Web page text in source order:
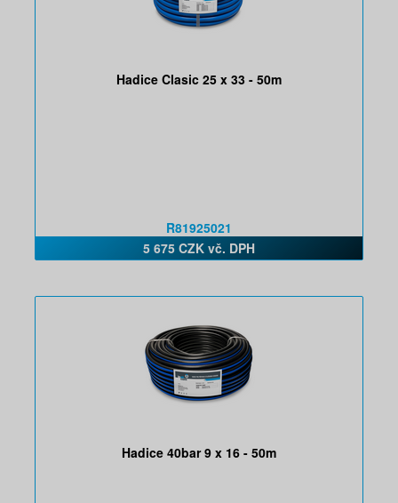
Hadice Clasic 25 x 33 - 50m
R81925021
5 675 CZK vč. DPH
Hadice 40bar 9 x 16 - 50m